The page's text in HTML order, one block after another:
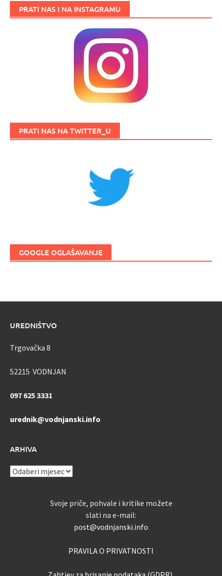
PRATI NAS I NA INSTAGRAMU
PRATI NAS NA TWITTER_U
GOOGLE OGLAŠAVANJE
UREDNIŠTVO
Trgovačka 8
52215 VODNJAN
097 625 3331
urednik@vodnjanski.info
ARHIVA
ARHIVA
Svoje priče, pohvale i kritike možete
slati na e-mail:
post@vodnjanski.info
PRAVILA O PRIVATNOSTI